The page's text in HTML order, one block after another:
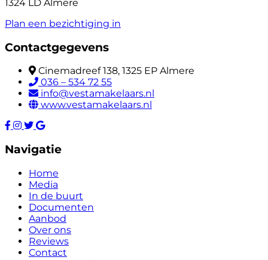
1324 LD Almere
Plan een bezichtiging in
Contactgegevens
Cinemadreef 138, 1325 EP Almere
036 – 534 72 55
info@vestamakelaars.nl
www.vestamakelaars.nl
Navigatie
Home
Media
In de buurt
Documenten
Aanbod
Over ons
Reviews
Contact